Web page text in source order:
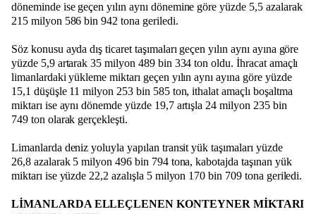
döneminde ise geçen yılın aynı dönemine göre yüzde 5,5 azalarak
215 milyon 586 bin 942 tona geriledi.
Söz konusu ayda dış ticaret taşımaları geçen yılın aynı ayına göre
yüzde 5,9 artarak 35 milyon 489 bin 334 ton oldu. İhracat amaçlı
limanlardaki yükleme miktarı geçen yılın aynı ayına göre yüzde
15,1 düşüşle 11 milyon 253 bin 585 ton, ithalat amaçlı boşaltma
miktarı ise aynı dönemde yüzde 19,7 artışla 24 milyon 235 bin
749 ton olarak gerçekleşti.
Limanlarda deniz yoluyla yapılan transit yük taşımaları yüzde
26,8 azalarak 5 milyon 496 bin 794 tona, kabotajda taşınan yük
miktarı ise yüzde 22,2 azalışla 5 milyon 170 bin 709 tona geriledi.
LİMANLARDA ELLEÇLENEN KONTEYNER MİKTARI